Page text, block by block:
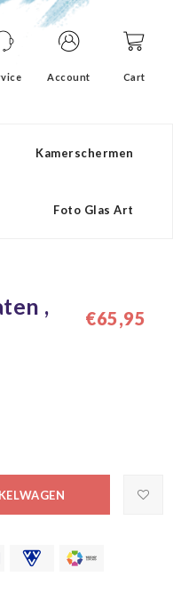
Account Cart
Kamerschermen
Foto Glas Art
,
€65,95